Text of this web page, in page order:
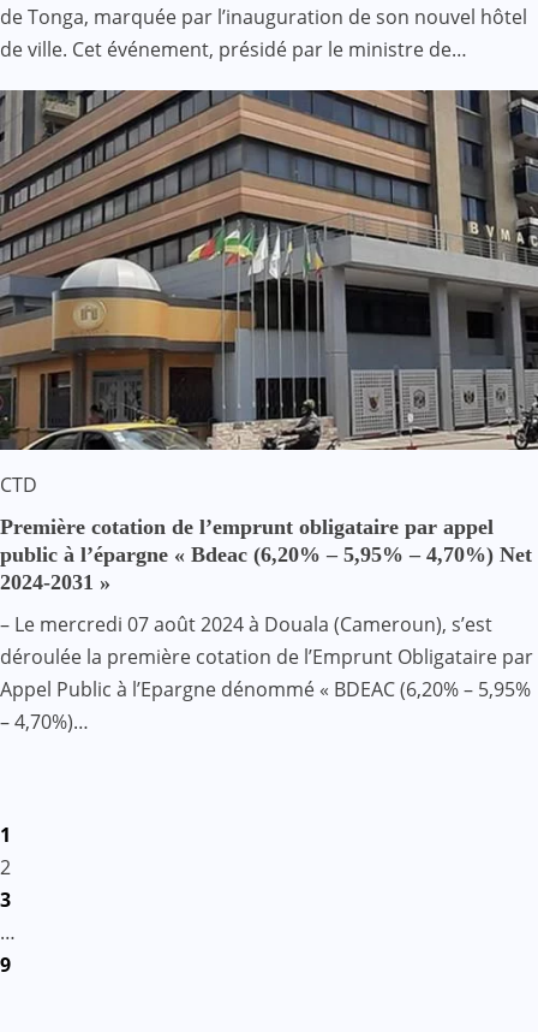
de Tonga, marquée par l’inauguration de son nouvel hôtel
de ville. Cet événement, présidé par le ministre de…
CTD
Première cotation de l’emprunt obligataire par appel
public à l’épargne « Bdeac (6,20% – 5,95% – 4,70%) Net
2024-2031 »
– Le mercredi 07 août 2024 à Douala (Cameroun), s’est
déroulée la première cotation de l’Emprunt Obligataire par
Appel Public à l’Epargne dénommé « BDEAC (6,20% – 5,95%
– 4,70%)…
des
publications
1
2
3
…
9